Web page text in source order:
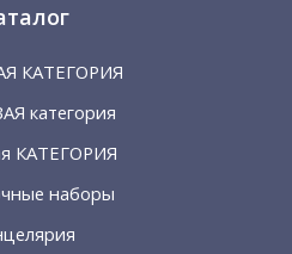
КАТЕГОРИЯ
категория
КАТЕГОРИЯ
наборы